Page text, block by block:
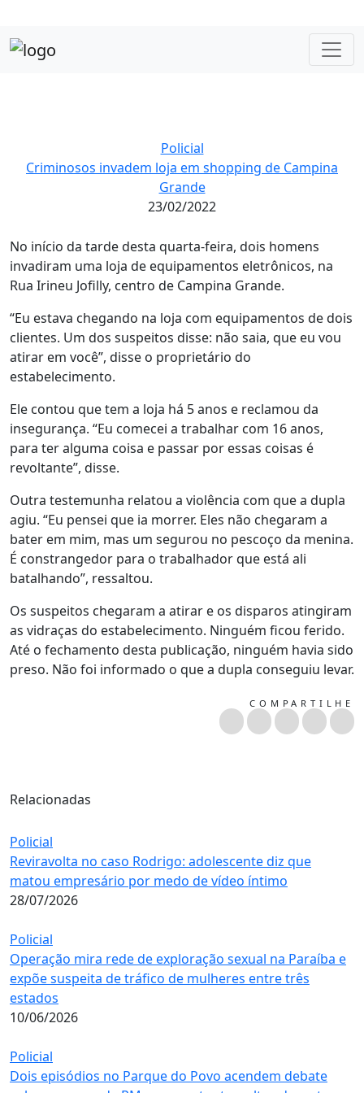
Policial
Criminosos invadem loja em shopping de Campina
Grande
23/02/2022
No início da tarde desta quarta-feira, dois homens
invadiram uma loja de equipamentos eletrônicos, na
Rua Irineu Jofilly, centro de Campina Grande.
“Eu estava chegando na loja com equipamentos de dois
clientes. Um dos suspeitos disse: não saia, que eu vou
atirar em você”, disse o proprietário do
estabelecimento.
Ele contou que tem a loja há 5 anos e reclamou da
insegurança. “Eu comecei a trabalhar com 16 anos,
para ter alguma coisa e passar por essas coisas é
revoltante”, disse.
Outra testemunha relatou a violência com que a dupla
agiu. “Eu pensei que ia morrer. Eles não chegaram a
bater em mim, mas um segurou no pescoço da menina.
É constrangedor para o trabalhador que está ali
batalhando”, ressaltou.
Os suspeitos chegaram a atirar e os disparos atingiram
as vidraças do estabelecimento. Ninguém ficou ferido.
Até o fechamento desta publicação, ninguém havia sido
preso. Não foi informado o que a dupla conseguiu levar.
COMPARTILHE
Relacionadas
Policial
Reviravolta no caso Rodrigo: adolescente diz que
matou empresário por medo de vídeo íntimo
28/07/2026
Policial
Operação mira rede de exploração sexual na Paraíba e
expõe suspeita de tráfico de mulheres entre três
estados
10/06/2026
Policial
Dois episódios no Parque do Povo acendem debate